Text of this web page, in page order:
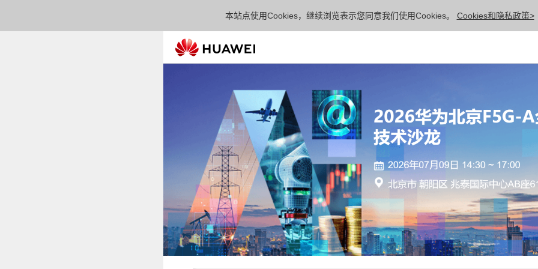
本站点使用Cookies，继续浏览表示您同意我们使用Cookies。 Cookies和隐私政策>